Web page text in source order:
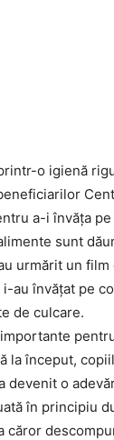
o igienă
a-i învăța
sunt
urmărit un
au învățat pe
de culcare.
la început,
devenit o
în principiu
căror